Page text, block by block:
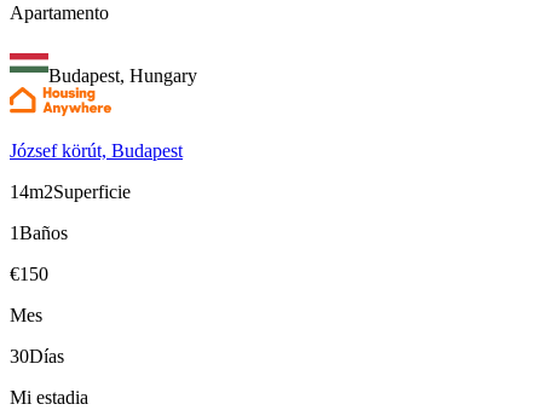
Apartamento
Budapest, Hungary
József körút, Budapest
14m2Superficie
1Baños
€150
Mes
30Días
Mi estadia